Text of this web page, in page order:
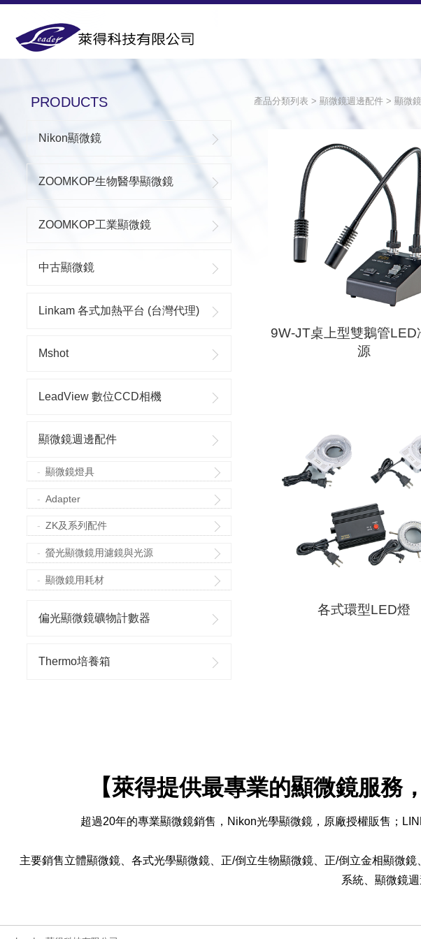
PRODUCTS
PRODUCTS
Nikon顯微鏡
ZOOMKOP生物醫學顯微鏡
ZOOMKOP工業顯微鏡
中古顯微鏡
Linkam 各式加熱平台 (台灣代理)
Mshot
LeadView 數位CCD相機
顯微鏡週邊配件
顯微鏡燈具
Adapter
ZK及系列配件
螢光顯微鏡用濾鏡與光源
顯微鏡用耗材
偏光顯微鏡礦物計數器
Thermo培養箱
產品分類列表 > 顯微鏡週邊配件 > 顯微
9W-JT桌上型雙鵝管LED
源
各式環型LED燈
【萊得提供最專業的顯微鏡服務
超過20年的專業顯微鏡銷售，Nikon光學顯微鏡，原廠授權販售；
主要銷售立體顯微鏡、各式光學顯微鏡、正/倒立生物顯微鏡、正/倒立金相顯微
系統、顯微鏡